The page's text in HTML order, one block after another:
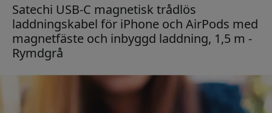
Satechi USB-C magnetisk trådlös
laddningskabel för iPhone och AirPods med
magnetfäste och inbyggd laddning, 1,5 m -
Rymdgrå